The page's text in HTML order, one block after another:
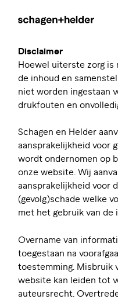
Disclaimer
Hoewel uiterste zorg is
de inhoud en
niet worden ingestaan
drukfouten en
Schagen en Helder
aansprakelijkheid voor
wordt ondernomen op
onze website. Wij
aansprakelijkheid voor
(gevolg)schade welke
met het gebruik van de
Overname van
toegestaan na
toestemming. Misbruik
website kan leiden tot
auteursrecht.